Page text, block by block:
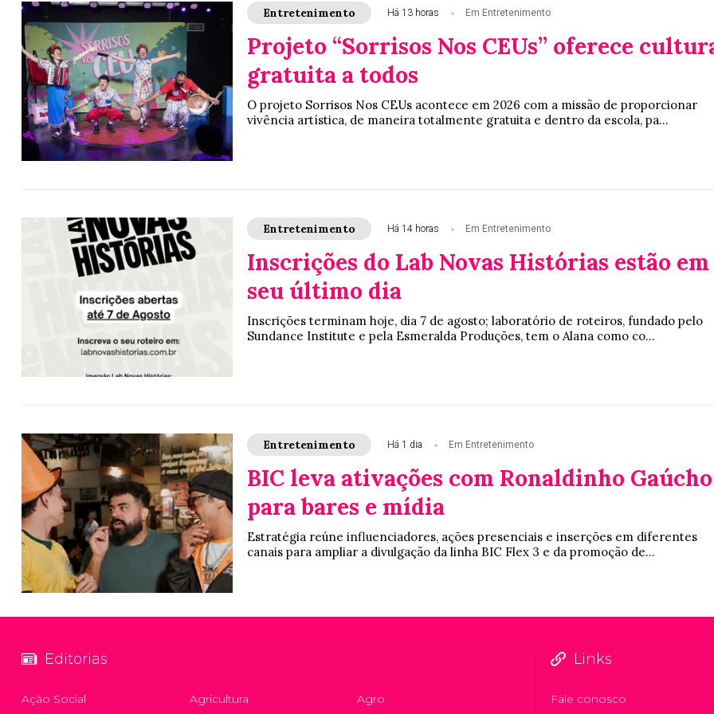
Entretenimento Há 13 horas Em Entretenimento
Projeto “Sorrisos Nos CEUs” oferece
gratuita a todos
O projeto Sorrisos Nos CEUs acontece em 2026 com a missão de proporcionar
vivência artística, de maneira totalmente gratuita e dentro da escola, pa...
Entretenimento Há 14 horas Em Entretenimento
Inscrições do Lab Novas Histórias estão em
seu último dia
Inscrições terminam hoje, dia 7 de agosto; laboratório de roteiros, fundado pelo
Sundance Institute e pela Esmeralda Produções, tem o Alana como co...
Entretenimento Há 1 dia Em Entretenimento
BIC leva ativações com Ronaldinho Gaúcho
para bares e mídia
Estratégia reúne influenciadores, ações presenciais e inserções em diferentes
canais para ampliar a divulgação da linha BIC Flex 3 e da promoção de...
Editorias
Ação Social Agricultura Agro
Links
Fale conosco